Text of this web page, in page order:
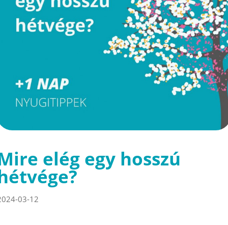
elég egy hosszú
03-12